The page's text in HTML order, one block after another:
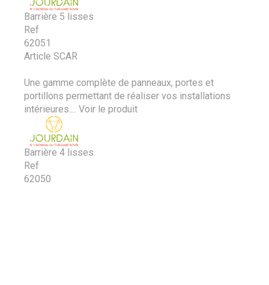
Barrière 5 lisses
Ref
62051
Article SCAR
Une gamme complète de panneaux, portes et
portillons permettant de réaliser vos installations
intérieures....
Voir le produit
Barrière 4 lisses
Ref
62050